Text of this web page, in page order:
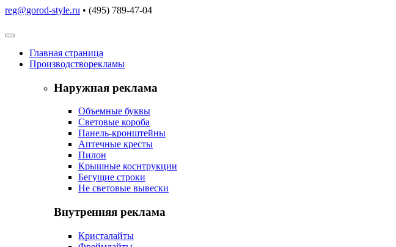
reg@gorod-style.ru • (495) 789-47-04
Главная страница
Производстворекламы
Наружная реклама
Объемные буквы
Световые короба
Панель-кронштейны
Аптечные кресты
Пилон
Крышные коснтрукции
Бегущие строки
Не световые вывески
Внутренняя реклама
Кристалайты